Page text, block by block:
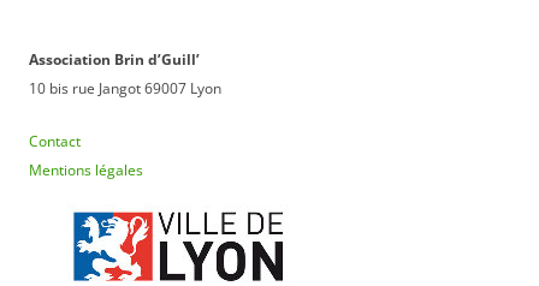
Association Brin d’Guill’
10 bis rue Jangot 69007 Lyon
Contact
Mentions légales